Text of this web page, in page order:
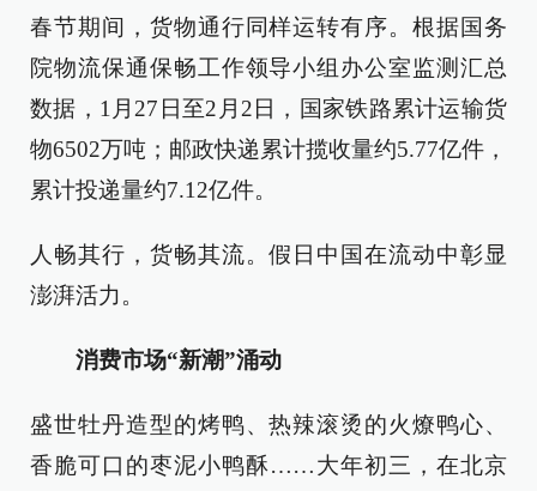
春节期间，货物通行同样运转有序。根据国务
院物流保通保畅工作领导小组办公室监测汇总
数据，1月27日至2月2日，国家铁路累计运输货
物6502万吨；邮政快递累计揽收量约5.77亿件，
累计投递量约7.12亿件。
人畅其行，货畅其流。假日中国在流动中彰显
澎湃活力。
消费市场“新潮”涌动
盛世牡丹造型的烤鸭、热辣滚烫的火燎鸭心、
香脆可口的枣泥小鸭酥……大年初三，在北京